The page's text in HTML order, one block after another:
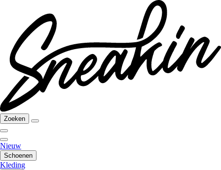
Zoeken
Nieuw
Schoenen
Kleding